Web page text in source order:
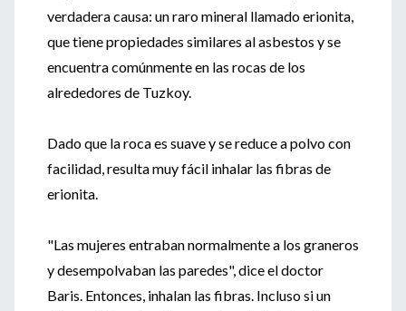
verdadera causa: un raro mineral llamado erionita,
que tiene propiedades similares al asbestos y se
encuentra comúnmente en las rocas de los
alrededores de Tuzkoy.
Dado que la roca es suave y se reduce a polvo con
facilidad, resulta muy fácil inhalar las fibras de
erionita.
"Las mujeres entraban normalmente a los graneros
y desempolvaban las paredes", dice el doctor
Baris. Entonces, inhalan las fibras. Incluso si un